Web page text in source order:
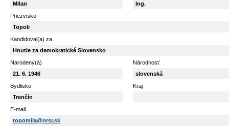
Milan
Ing.
Priezvisko
Topoli
Kandidoval(a) za
Hnutie za demokratické Slovensko
Narodený(á)
21. 6. 1946
Národnosť
slovenská
Bydlisko
Trenčín
Kraj
E-mail
topomila@nrsr.sk